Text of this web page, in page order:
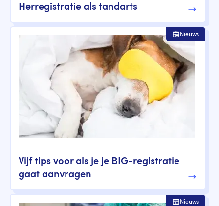
Herregistratie als tandarts
Vijf tips voor als je je BIG-registratie
gaat aanvragen
Nieuws
Nieuws